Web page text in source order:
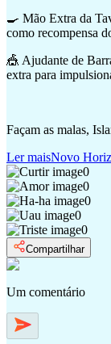
🍳 Mão Extra da
como recompensa
🎪 Ajudante de
extra para
Façam as malas,
Ler maisNovo
0
0
0
0
0
Compartilhar
Um comentário